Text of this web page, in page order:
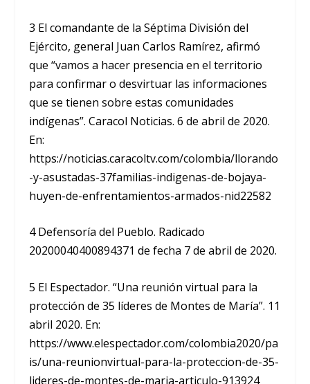
3 El comandante de la Séptima División del
Ejército, general Juan Carlos Ramírez, afirmó
que “vamos a hacer presencia en el territorio
para confirmar o desvirtuar las informaciones
que se tienen sobre estas comunidades
indígenas”. Caracol Noticias. 6 de abril de 2020.
En:
https://noticias.caracoltv.com/colombia/llorando
-y-asustadas-37familias-indigenas-de-bojaya-
huyen-de-enfrentamientos-armados-nid22582
4 Defensoría del Pueblo. Radicado
20200040400894371 de fecha 7 de abril de 2020.
5 El Espectador. “Una reunión virtual para la
protección de 35 líderes de Montes de María”. 11
abril 2020. En:
https://www.elespectador.com/colombia2020/pa
is/una-reunionvirtual-para-la-proteccion-de-35-
lideres-de-montes-de-maria-articulo-913924